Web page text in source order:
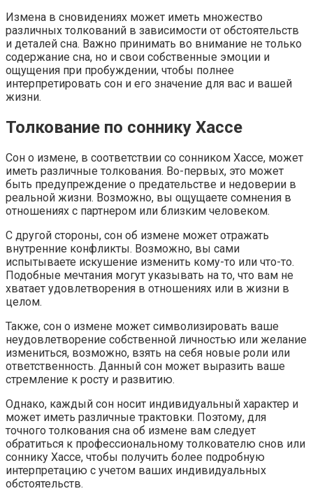
Измена в сновидениях может иметь множество
различных толкований в зависимости от обстоятельств
и деталей сна. Важно принимать во внимание не только
содержание сна, но и свои собственные эмоции и
ощущения при пробуждении, чтобы полнее
интерпретировать сон и его значение для вас и вашей
жизни.
Толкование по соннику Хассе
Сон о измене, в соответствии со сонником Хассе, может
иметь различные толкования. Во-первых, это может
быть предупреждение о предательстве и недоверии в
реальной жизни. Возможно, вы ощущаете сомнения в
отношениях с партнером или близким человеком.
С другой стороны, сон об измене может отражать
внутренние конфликты. Возможно, вы сами
испытываете искушение изменить кому-то или что-то.
Подобные мечтания могут указывать на то, что вам не
хватает удовлетворения в отношениях или в жизни в
целом.
Также, сон о измене может символизировать ваше
неудовлетворение собственной личностью или желание
измениться, возможно, взять на себя новые роли или
ответственность. Данный сон может выразить ваше
стремление к росту и развитию.
Однако, каждый сон носит индивидуальный характер и
может иметь различные трактовки. Поэтому, для
точного толкования сна об измене вам следует
обратиться к профессиональному толкователю снов или
соннику Хассе, чтобы получить более подробную
интерпретацию с учетом ваших индивидуальных
обстоятельств.